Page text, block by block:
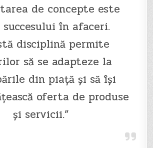
de concepte este
succesului în afaceri.
disciplină permite
să se adapteze la
din piață și să își
oferta de produse
și servicii.”